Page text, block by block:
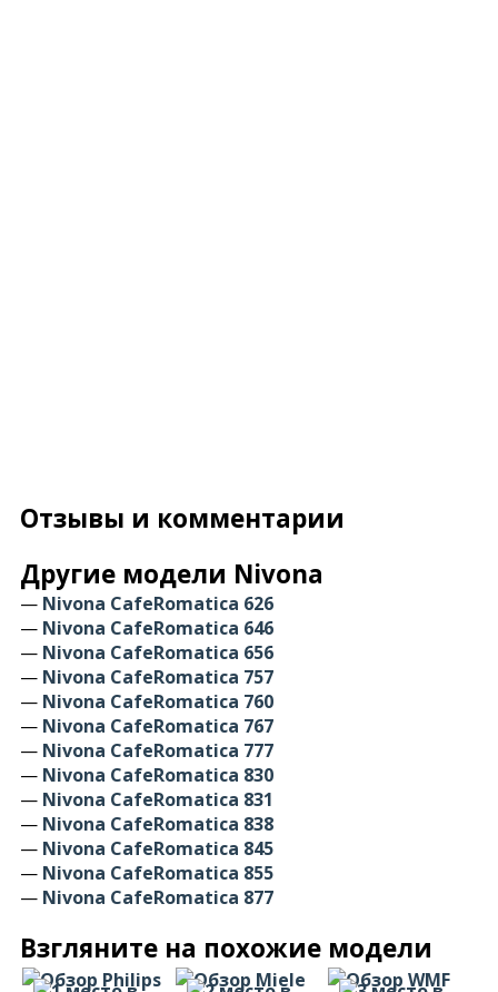
Отзывы и комментарии
Другие модели Nivona
— Nivona CafeRomatica 626
— Nivona CafeRomatica 646
— Nivona CafeRomatica 656
— Nivona CafeRomatica 757
— Nivona CafeRomatica 760
— Nivona CafeRomatica 767
— Nivona CafeRomatica 777
— Nivona CafeRomatica 830
— Nivona CafeRomatica 831
— Nivona CafeRomatica 838
— Nivona CafeRomatica 845
— Nivona CafeRomatica 855
— Nivona CafeRomatica 877
Взгляните на похожие модели